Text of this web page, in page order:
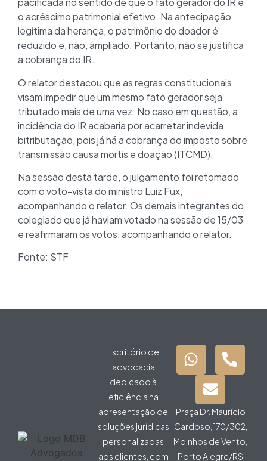
o acréscimo patrimonial efetivo. Na antecipação
legítima da herança, o patrimônio do doador é
reduzido e, não, ampliado. Portanto, não se justifica
a cobrança do IR.
O relator destacou que as regras constitucionais
visam impedir que um mesmo fato gerador seja
tributado mais de uma vez. No caso em questão, a
incidência do IR acabaria por acarretar indevida
bitributação, pois já há a cobrança do imposto sobre
transmissão causa mortis e doação (ITCMD).
Na sessão desta tarde, o julgamento foi retomado
com o voto-vista do ministro Luiz Fux,
acompanhando o relator. Os demais integrantes do
colegiado que já haviam votado na sessão de 15/03
e reafirmaram os votos, acompanhando o relator.
Fonte: STF
Escritório de
advocacia
dedicado à
eficiência na
apresentação de
soluções jurídicas
personalizadas
aos clientes, com
Praça Dr. Maurício
Cardoso, 170/302,
Moinhos de Vento,
Porto Alegre/RS